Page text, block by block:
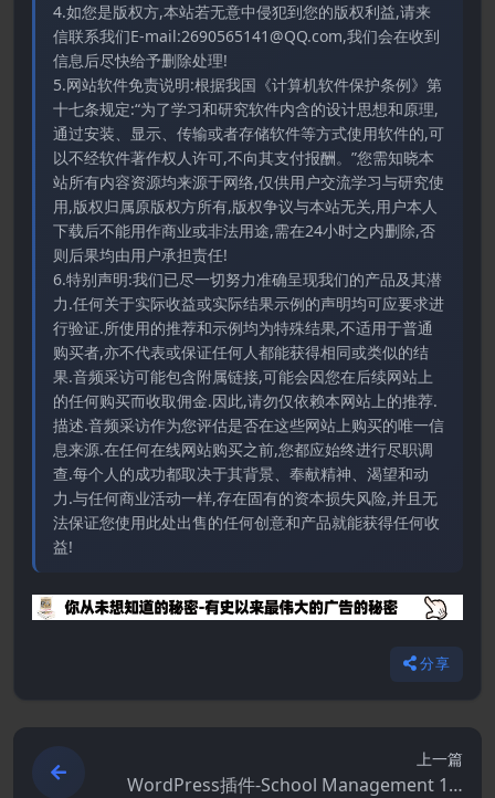
4.如您是版权方,本站若无意中侵犯到您的版权利益,请来
信联系我们E-mail:2690565141@QQ.com,我们会在收到
信息后尽快给予删除处理!
5.网站软件免责说明:根据我国《计算机软件保护条例》第
十七条规定:“为了学习和研究软件内含的设计思想和原理,
通过安装、显示、传输或者存储软件等方式使用软件的,可
以不经软件著作权人许可,不向其支付报酬。”您需知晓本
站所有内容资源均来源于网络,仅供用户交流学习与研究使
用,版权归属原版权方所有,版权争议与本站无关,用户本人
下载后不能用作商业或非法用途,需在24小时之内删除,否
则后果均由用户承担责任!
6.特别声明:我们已尽一切努力准确呈现我们的产品及其潜
力.任何关于实际收益或实际结果示例的声明均可应要求进
行验证.所使用的推荐和示例均为特殊结果,不适用于普通
购买者,亦不代表或保证任何人都能获得相同或类似的结
果.音频采访可能包含附属链接,可能会因您在后续网站上
的任何购买而收取佣金.因此,请勿仅依赖本网站上的推荐.
描述.音频采访作为您评估是否在这些网站上购买的唯一信
息来源.在任何在线网站购买之前,您都应始终进行尽职调
查.每个人的成功都取决于其背景、奉献精神、渴望和动
力.与任何商业活动一样,存在固有的资本损失风险,并且无
法保证您使用此处出售的任何创意和产品就能获得任何收
益!
分享
上一篇
WordPress插件-School Management 10.